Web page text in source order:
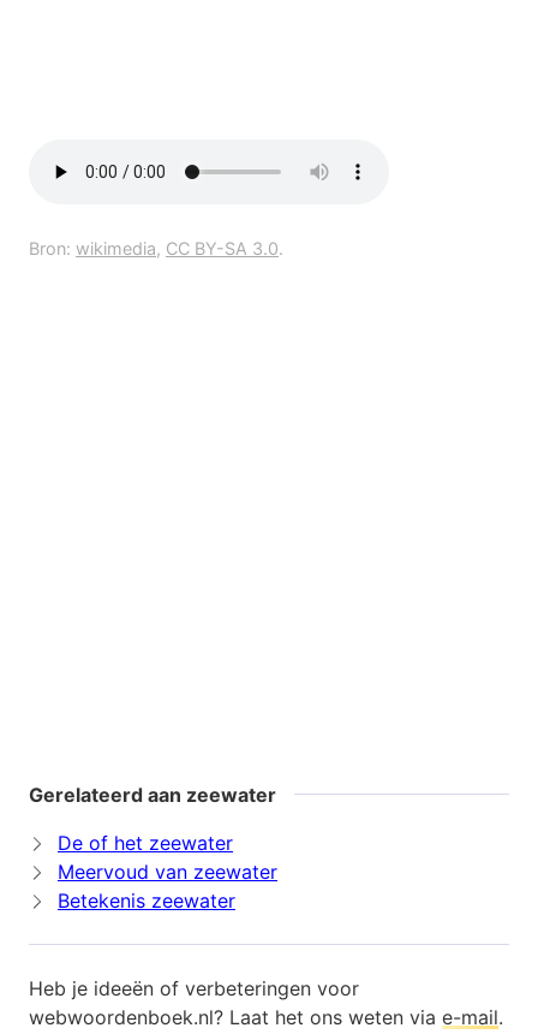
Bron: wikimedia, CC BY-SA 3.0.
Gerelateerd aan zeewater
De of het zeewater
Meervoud van zeewater
Betekenis zeewater
Heb je ideeën of verbeteringen voor
webwoordenboek.nl? Laat het ons weten via e-mail.